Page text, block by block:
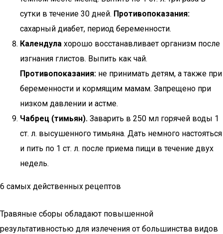
сутки в течение 30 дней. Противопоказания:
сахарный диабет, период беременности.
Календула хорошо восстанавливает организм после
изгнания глистов. Выпить как чай.
Противопоказания: не принимать детям, а также при
беременности и кормящим мамам. Запрещено при
низком давлении и астме.
Чабрец (тимьян). Заварить в 250 мл горячей воды 1
ст. л. высушенного тимьяна. Дать немного настояться
и пить по 1 ст. л. после приема пищи в течение двух
недель.
6 самых действенных рецептов
Травяные сборы обладают повышенной
результативностью для излечения от большинства видов